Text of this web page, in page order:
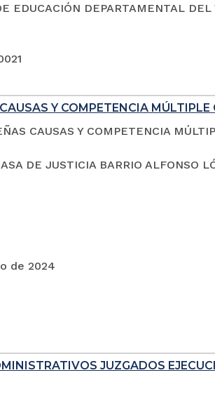
EDUCACIÓN DEPARTAMENTAL
Y COMPETENCIA MÚLTIPLE
CAUSAS Y COMPETENCIA
DE JUSTICIA BARRIO ALFONSO
de 2024
JUZGADOS